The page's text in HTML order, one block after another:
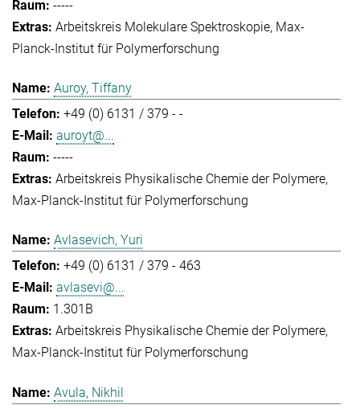
-----
Arbeitskreis Molekulare Spektroskopie Max-
Planck-Institut für Polymerforschung
Auroy, Tiffany
+49 (0) 6131 / 379 - -
auroyt@...
-----
Arbeitskreis Physikalische Chemie der Polymere
Max-Planck-Institut für Polymerforschung
Avlasevich, Yuri
+49 (0) 6131 / 379 - 463
avlasevi@...
1.301B
Arbeitskreis Physikalische Chemie der Polymere
Max-Planck-Institut für Polymerforschung
Avula, Nikhil